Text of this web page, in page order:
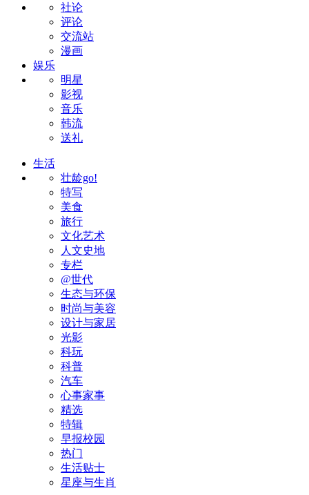
社论
评论
交流站
漫画
娱乐
明星
影视
音乐
韩流
送礼
生活
壮龄go!
特写
美食
旅行
文化艺术
人文史地
专栏
@世代
生态与环保
时尚与美容
设计与家居
光影
科玩
科普
汽车
心事家事
精选
特辑
早报校园
热门
生活贴士
星座与生肖